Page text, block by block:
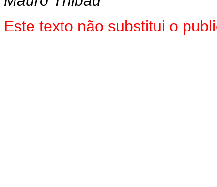
Este texto não substitui o